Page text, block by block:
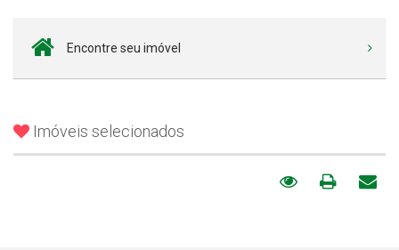
Encontre seu imóvel
Imóveis selecionados